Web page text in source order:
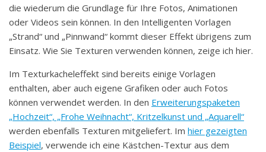
die wiederum die Grundlage für Ihre Fotos, Animationen
oder Videos sein können. In den Intelligenten Vorlagen
„Strand“ und „Pinnwand“ kommt dieser Effekt übrigens zum
Einsatz. Wie Sie Texturen verwenden können, zeige ich hier.
Im Texturkacheleffekt sind bereits einige Vorlagen
enthalten, aber auch eigene Grafiken oder auch Fotos
können verwendet werden. In den Erweiterungspaketen
„Hochzeit“, „Frohe Weihnacht“, Kritzelkunst und „Aquarell“
werden ebenfalls Texturen mitgeliefert. Im hier gezeigten
Beispiel, verwende ich eine Kästchen-Textur aus dem